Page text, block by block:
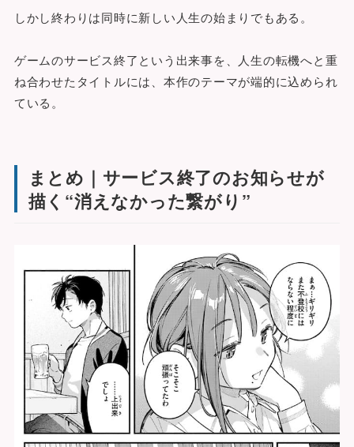
しかし終わりは同時に新しい人生の始まりでもある。
ゲームのサービス終了という出来事を、人生の転機へと重
ね合わせたタイトルには、本作のテーマが端的に込められ
ている。
まとめ｜サービス終了のお知らせが
描く“消えなかった繋がり”